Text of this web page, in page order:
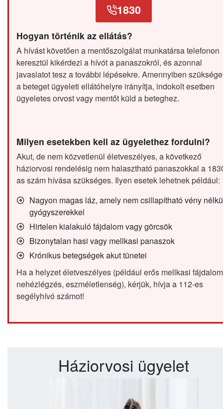
1830
Hogyan történik az ellátás?
A hívást követően a mentőszolgálat munkatársa telefonon
keresztül kikérdezi a hívót a panaszokról, és azonnal
javaslatot tesz a további lépésekre. Amennyiben
a beteget ügyeleti ellátóhelyre irányítja, indokolt esetben
ügyeletes orvost vagy mentőt küld a beteghez.
Milyen esetekben kell az ügyelethez fordulni?
Akut, de nem közvetlenül életveszélyes, a következő
háziorvosi rendelésig nem halasztható panaszokkal a
as szám hívása szükséges. Ilyen esetek lehetnek például:
Nagyon magas láz, amely nem csillapítható vény
gyógyszerekkel
Hirtelen kialakuló fájdalom vagy görcsök
Bizonytalan hasi vagy mellkasi panaszok
Krónikus betegségek akut tünetei
Ha a helyzet életveszélyes (például erős mellkasi
nehézlégzés, eszméletlenség), kérjük, hívja a 112-es
segélyhívó számot!
Háziorvosi ügyelet